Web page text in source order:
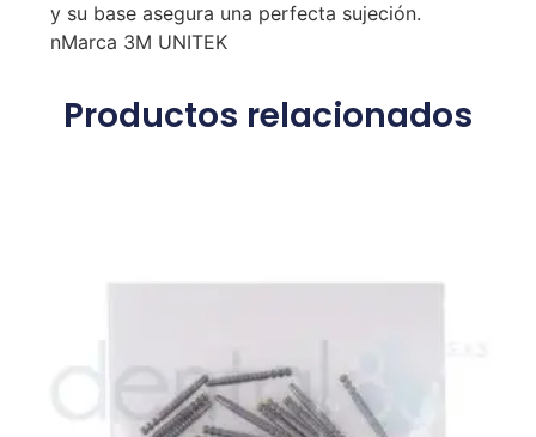
y su base asegura una perfecta sujeción.
nMarca 3M UNITEK
Productos relacionados